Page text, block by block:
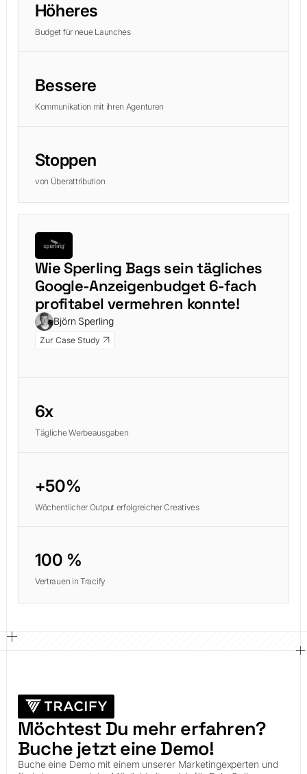
Höheres
Budget für neue Launches
Bessere
Kommunikation mit ihren Agenturen
Stoppen
von Überattribution
Wie Sperling Bags sein tägliches
Google-Anzeigenbudget 6-fach
profitabel vermehren konnte!
Björn Sperling
Zur Case Study
6x
Tägliche Werbeausgaben
+50%
Wöchentlicher Output erfolgreicher Creatives
100 %
Vertrauen in Tracify
Möchtest Du mehr erfahren?
Buche jetzt eine Demo!
Buche eine Demo mit einem unserer Marketingexperten und